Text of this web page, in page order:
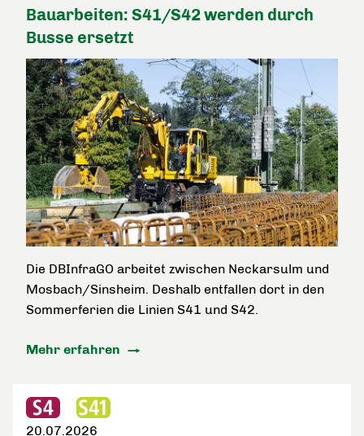
Bauarbeiten: S41/S42 werden durch
Busse ersetzt
Die DBInfraGO arbeitet zwischen Neckarsulm und
Mosbach/Sinsheim. Deshalb entfallen dort in den
Sommerferien die Linien S41 und S42.
Mehr erfahren
20.07.2026